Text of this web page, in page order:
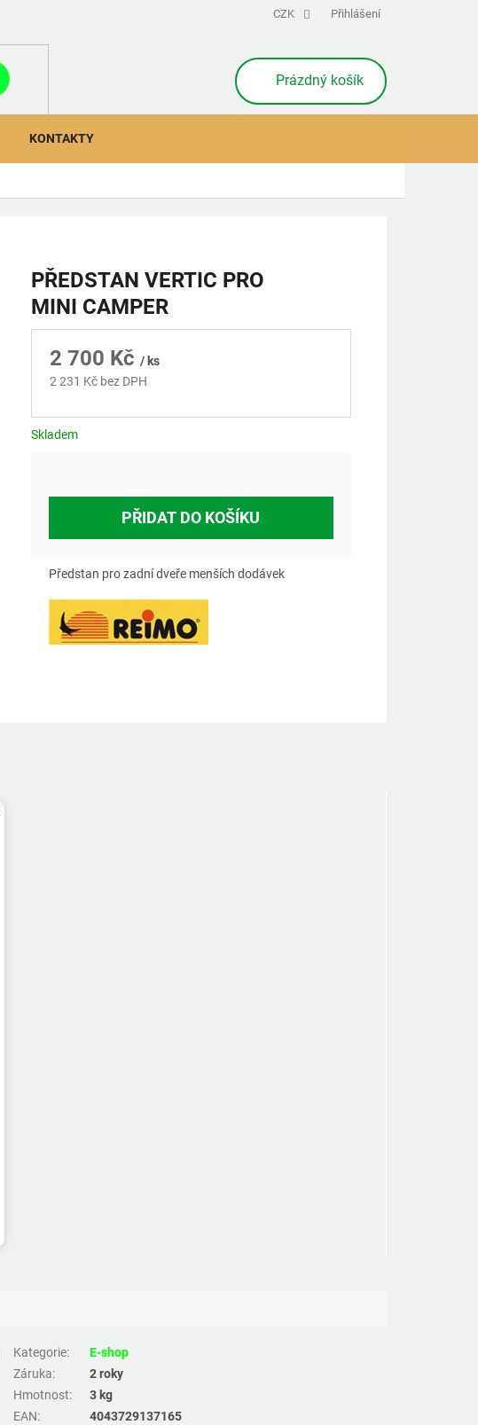
CZK Přihlášení
NÁKUPNÍ
KOŠÍK
Prázdný košík
KONTAKTY
PŘEDSTAN VERTIC PRO
MINI CAMPER
2 700 Kč / ks
2 231 Kč bez DPH
Skladem
PŘIDAT DO KOŠÍKU
Předstan pro zadní dveře menších dodávek
Kategorie:
E-shop
Záruka:
2 roky
Hmotnost:
3 kg
EAN: 4043729137165